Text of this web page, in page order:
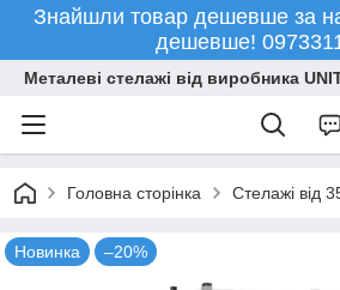
Знайшли товар дешевше за
дешевше!
Металеві стелажі від виробника
Головна сторінка Стелажі від
Новинка –20%